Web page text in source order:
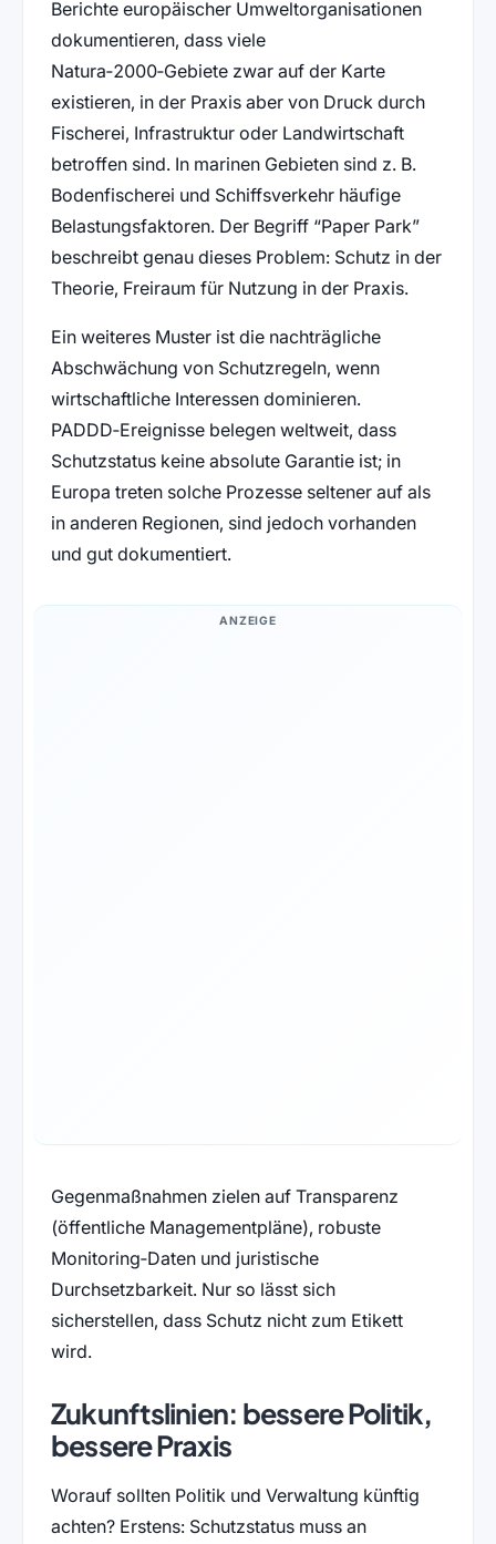
Berichte europäischer Umweltorganisationen
dokumentieren, dass viele
Natura‑2000‑Gebiete zwar auf der Karte
existieren, in der Praxis aber von Druck durch
Fischerei, Infrastruktur oder Landwirtschaft
betroffen sind. In marinen Gebieten sind z. B.
Bodenfischerei und Schiffsverkehr häufige
Belastungsfaktoren. Der Begriff “Paper Park”
beschreibt genau dieses Problem: Schutz in der
Theorie, Freiraum für Nutzung in der Praxis.
Ein weiteres Muster ist die nachträgliche
Abschwächung von Schutzregeln, wenn
wirtschaftliche Interessen dominieren.
PADDD‑Ereignisse belegen weltweit, dass
Schutzstatus keine absolute Garantie ist; in
Europa treten solche Prozesse seltener auf als
in anderen Regionen, sind jedoch vorhanden
und gut dokumentiert.
ANZEIGE
Gegenmaßnahmen zielen auf Transparenz
(öffentliche Managementpläne), robuste
Monitoring‑Daten und juristische
Durchsetzbarkeit. Nur so lässt sich
sicherstellen, dass Schutz nicht zum Etikett
wird.
Zukunftslinien: bessere Politik,
bessere Praxis
Worauf sollten Politik und Verwaltung künftig
achten? Erstens: Schutzstatus muss an